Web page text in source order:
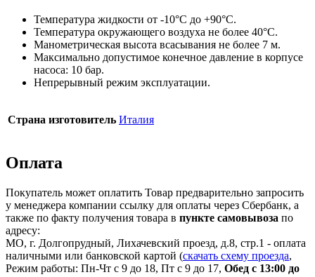
Температура жидкости от -10°C до +90°C.
Температура окружающего воздуха не более 40°C.
Манометрическая высота всасывания не более 7 м.
Максимально допустимое конечное давление в корпусе
насоса: 10 бар.
Непрерывный режим эксплуатации.
Страна изготовитель Италия
Оплата
Покупатель может оплатить Товар предварительно запросить
у менеджера компании ссылку для оплаты через Сбербанк, а
также по факту получения товара в пункте самовывоза по
адресу:
МО, г. Долгопрудный, Лихачевский проезд, д.8, стр.1 - оплата
наличными или банковской картой (скачать схему проезда,
Режим работы: Пн-Чт с 9 до 18, Пт с 9 до 17, Обед с 13:00 до